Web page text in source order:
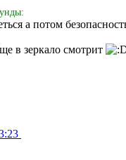
а потом
в зеркало смотрит